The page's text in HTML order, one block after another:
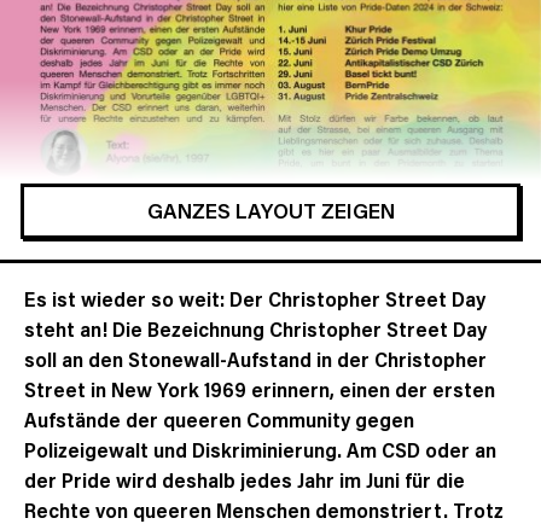
GANZES LAYOUT ZEIGEN
Es ist wieder so weit: Der Christopher Street Day
steht an! Die Bezeichnung Christopher Street Day
soll an den Stonewall-Aufstand in der Christopher
Street in New York 1969 erinnern, einen der ersten
Aufstände der queeren Community gegen
Polizeigewalt und Diskriminierung. Am CSD oder an
der Pride wird deshalb jedes Jahr im Juni für die
Rechte von queeren Menschen demonstriert. Trotz